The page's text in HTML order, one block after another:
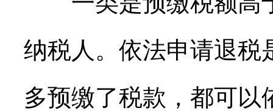
纳税人。依法申请退税
多预缴了税款，都可